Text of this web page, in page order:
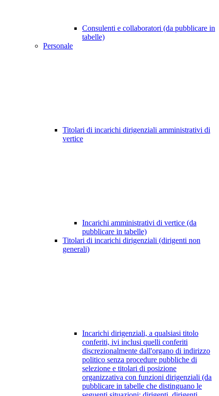
Consulenti e collaboratori (da pubblicare in
tabelle)
Personale
Titolari di incarichi dirigenziali amministrativi di
vertice
Incarichi amministrativi di vertice (da
pubblicare in tabelle)
Titolari di incarichi dirigenziali (dirigenti non
generali)
Incarichi dirigenziali, a qualsiasi titolo
conferiti, ivi inclusi quelli conferiti
discrezionalmente dall'organo di indirizzo
politico senza procedure pubbliche di
selezione e titolari di posizione
organizzativa con funzioni dirigenziali (da
pubblicare in tabelle che distinguano le